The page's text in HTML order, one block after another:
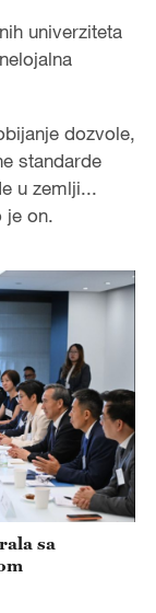
univerziteta
dozvole,
standarde
u zemlji...
je on.
sa